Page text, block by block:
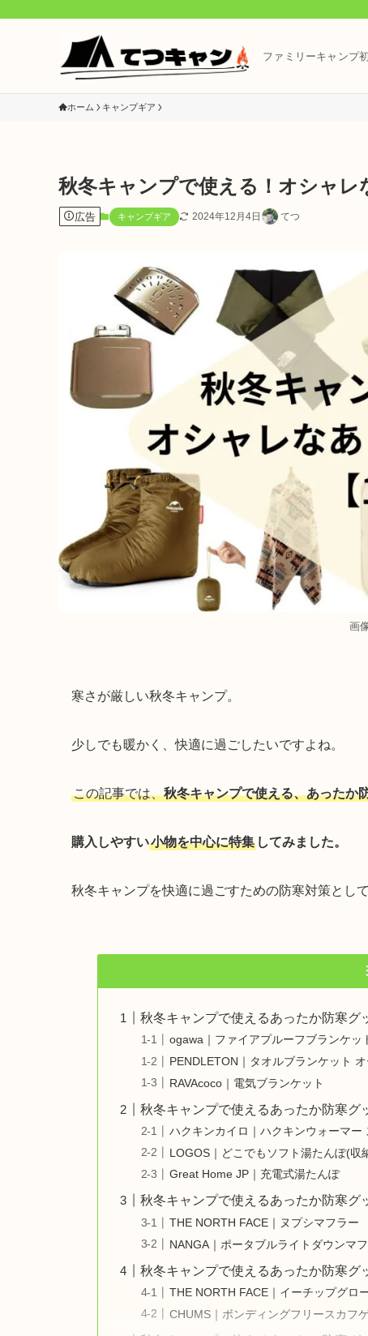
ファミリーキャンプ
ホーム キャンプギア
秋冬キャンプで使える！オシャレ
広告 キャンプギア 2024年12月4日 てつ
画
寒さが厳しい秋冬キャンプ。
少しでも暖かく、快適に過ごしたいですよね。
この記事では、秋冬キャンプで使える、あったか
購入しやすい小物を中心に特集 してみました。
秋冬キャンプを快適に過ごすための防寒対策とし
秋冬キャンプで使えるあったか防寒グ
ogawa｜ファイアプルーフブランケッ
PENDLETON｜タオルブランケット
RAVAcoco｜電気ブランケット
秋冬キャンプで使えるあったか防寒グ
ハクキンカイロ｜ハクキンウォーマー
LOGOS｜どこでもソフト湯たんぽ(収
Great Home JP｜充電式湯たんぽ
秋冬キャンプで使えるあったか防寒グ
THE NORTH FACE｜ヌプシマフラー
NANGA｜ポータブルライトダウンマ
秋冬キャンプで使えるあったか防寒グ
THE NORTH FACE｜イーチップグロ
CHUMS｜ボンディングフリースカフ